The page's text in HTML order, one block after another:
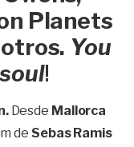
Planets
You
!
Desde Mallorca
de Sebas Ramis